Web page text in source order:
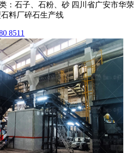
：石子、石粉、砂 四川省广安市华荥
料厂碎石生产线
8511